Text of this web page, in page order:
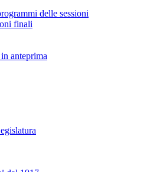
delle sessioni
finali
anteprima